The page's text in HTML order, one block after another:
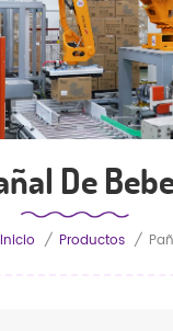
De
/ Productos /